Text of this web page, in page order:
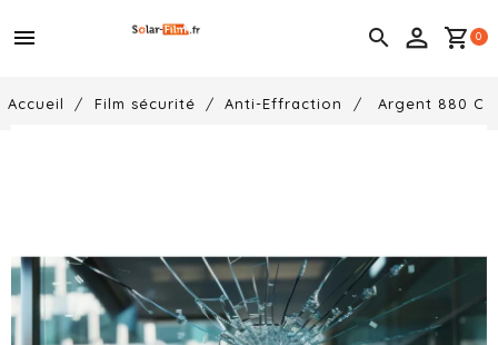
menu shopping_cart 0

Accueil Film sécurité Anti-Effraction Argent 880 C